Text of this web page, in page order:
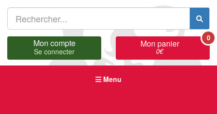
Mon compte
Se connecter
Mon panier
0€
0
Menu